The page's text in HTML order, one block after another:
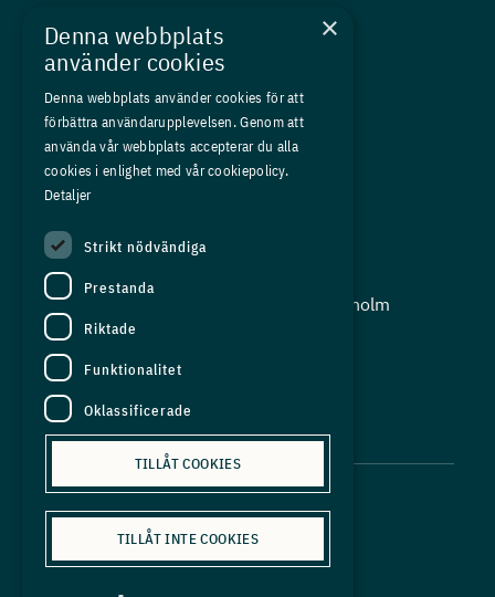
Kurser
Medlemskap
Om oss
Press
In English
Adress:
Storgatan 19, Box 5501, 114 85 Stockholm
Organisationsnummer:
556625 - 8389
E-post:
info@industriarbetsgivarna.se
×
Denna webbplats
använder cookies
Denna webbplats använder cookies för att
förbättra användarupplevelsen. Genom att
använda vår webbplats accepterar du alla
cookies i enlighet med vår cookiepolicy.
Detaljer
Strikt nödvändiga
Prestanda
Riktade
Funktionalitet
Oklassificerade
TILLÅT COOKIES
TILLÅT INTE COOKIES